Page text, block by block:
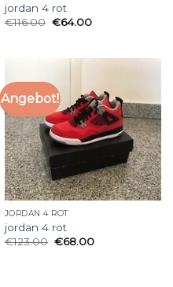
jordan 4 rot
€116.00 €64.00
Angebot!
JORDAN 4 ROT
jordan 4 rot
€123.00 €68.00